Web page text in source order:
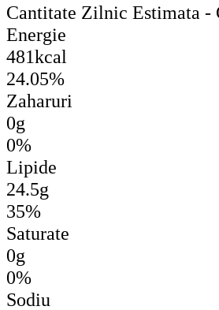
Cantitate Zilnic Estimata -
Energie
481kcal
24.05%
Zaharuri
0g
0%
Lipide
24.5g
35%
Saturate
0g
0%
Sodiu